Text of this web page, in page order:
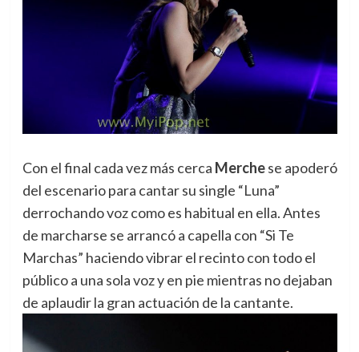
Con el final cada vez más cerca Merchese apoderó
del escenario para cantar su single “Luna”
derrochando voz como es habitual en ella. Antes
de marcharse se arrancó a capella con “Si Te
Marchas” haciendo vibrar el recinto con todo el
público a una sola voz y en pie mientras no dejaban
de aplaudir la gran actuación de la cantante.